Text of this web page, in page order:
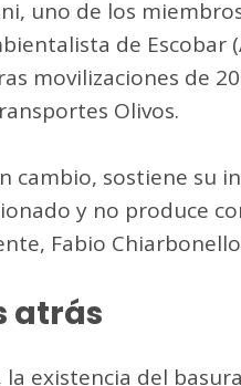
uno de los
de Escobar
movilizaciones de
Olivos.
cambio, sostiene su
y no produce
Fabio
atrás
la existencia del